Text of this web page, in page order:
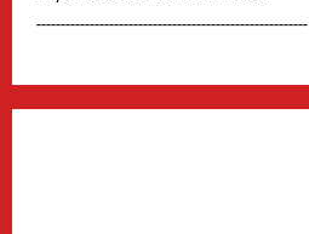
--------------------------------------------------------